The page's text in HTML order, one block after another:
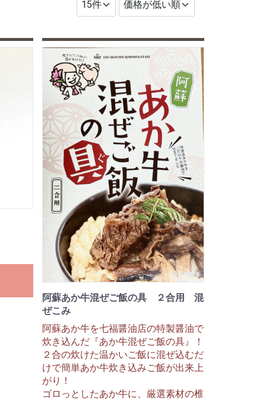
阿蘇あか牛混ぜご飯の具 ２合用 混
ぜこみ
阿蘇あか牛を七福醤油店の特製醤油で
炊き込んだ『あか牛混ぜご飯の具』！
２合の炊けた温かいご飯に混ぜ込むだ
けで簡単あか牛炊き込みご飯が出来上
がり！
ゴロっとしたあか牛に、厳選素材の椎